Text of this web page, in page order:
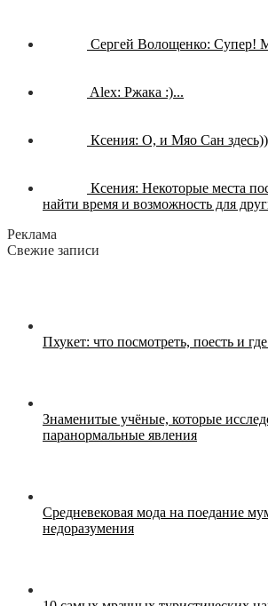
Сергей Волощенко: Супер!
Alex: Ржака :)...
Ксения: О, и Мяо Сан
Ксения: Некоторые места
найти время и возможность для
Реклама
Свежие записи
Пхукет: что посмотреть, поесть и
Знаменитые учёные, которые
паранормальные явления
Средневековая мода на поедание
недоразумения